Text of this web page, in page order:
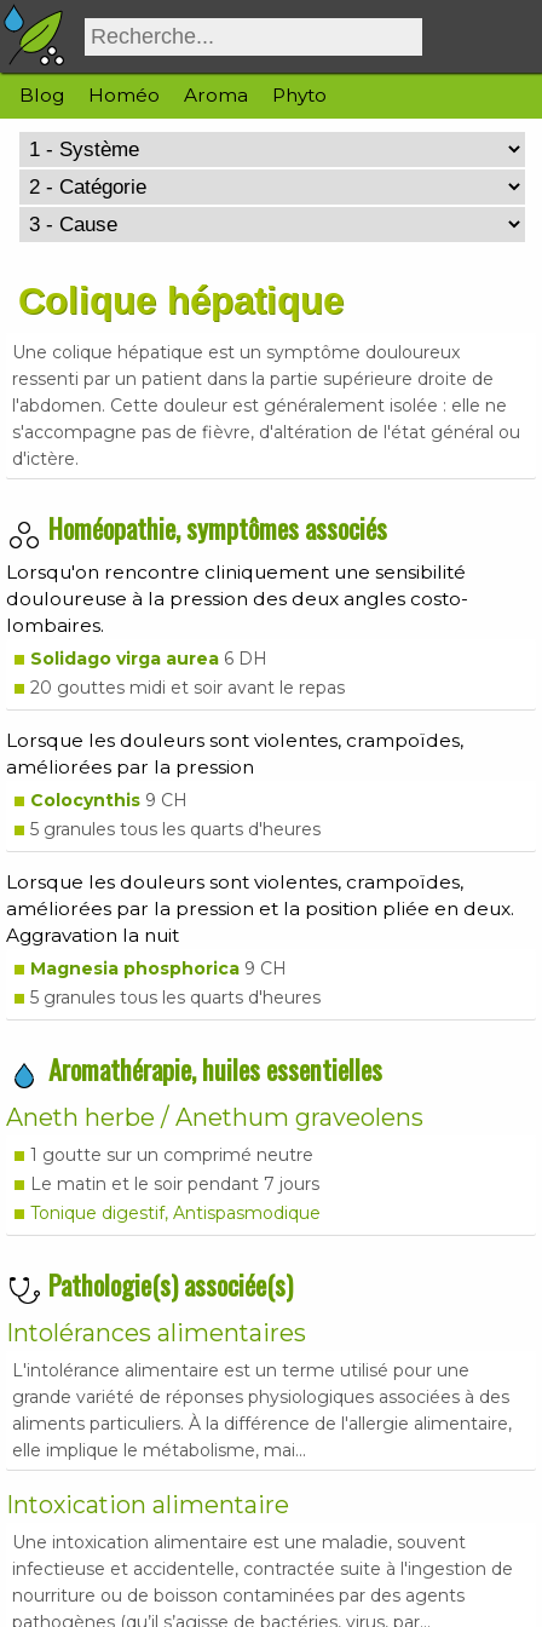
Blog Homéo Aroma Phyto
Colique hépatique
Une colique hépatique est un symptôme douloureux
ressenti par un patient dans la partie supérieure droite de
l'abdomen. Cette douleur est généralement isolée : elle ne
s'accompagne pas de fièvre, d'altération de l'état général ou
d'ictère.
Homéopathie, symptômes associés
Lorsqu'on rencontre cliniquement une sensibilité
douloureuse à la pression des deux angles costo-
lombaires.
Solidago virga aurea 6 DH
20 gouttes midi et soir avant le repas
Lorsque les douleurs sont violentes, crampoïdes,
améliorées par la pression
Colocynthis 9 CH
5 granules tous les quarts d'heures
Lorsque les douleurs sont violentes, crampoïdes,
améliorées par la pression et la position pliée en deux.
Aggravation la nuit
Magnesia phosphorica 9 CH
5 granules tous les quarts d'heures
Aromathérapie, huiles essentielles
Aneth herbe / Anethum graveolens
1 goutte sur un comprimé neutre
Le matin et le soir pendant 7 jours
Tonique digestif, Antispasmodique
Pathologie(s) associée(s)
Intolérances alimentaires
L'intolérance alimentaire est un terme utilisé pour une
grande variété de réponses physiologiques associées à des
aliments particuliers. À la différence de l'allergie alimentaire,
elle implique le métabolisme, mai...
Intoxication alimentaire
Une intoxication alimentaire est une maladie, souvent
infectieuse et accidentelle, contractée suite à l'ingestion de
nourriture ou de boisson contaminées par des agents
pathogènes (qu’il s’agisse de bactéries, virus, par...